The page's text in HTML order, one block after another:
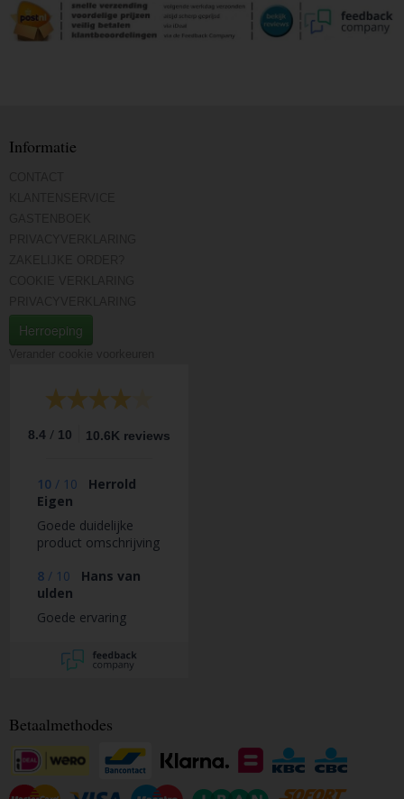
Informatie
Herroeping
8.4 / 10 10.6K reviews
10 / 10
Herrold
Eigen
Goede duidelijke
product omschrijving
8 / 10
Hans van
ulden
Goede ervaring
Betaalmethodes